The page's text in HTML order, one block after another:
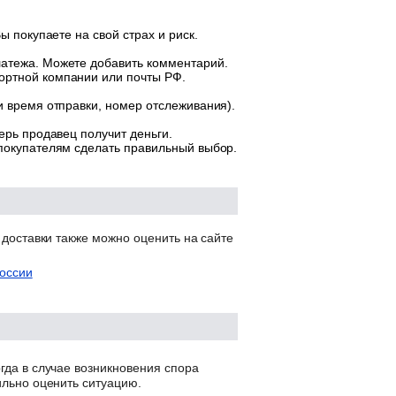
на свой страх и риск.
Можете добавить комментарий.
компании или почты РФ.
отправки, номер отслеживания).
продавец получит деньги.
сделать правильный выбор.
также можно оценить на сайте
в случае возникновения спора
оценить ситуацию.